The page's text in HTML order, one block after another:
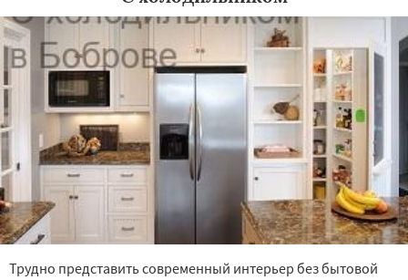
Трудно представить современный интерьер без бытовой